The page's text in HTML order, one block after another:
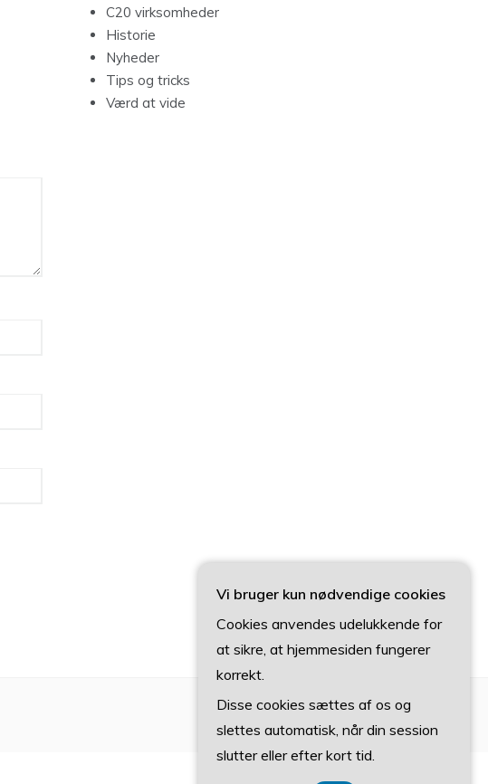
C20 virksomheder
Historie
Nyheder
Tips og tricks
Værd at vide
Vi bruger kun nødvendige cookies
Cookies anvendes udelukkende for
at sikre, at hjemmesiden fungerer
korrekt.
Disse cookies sættes af os og
slettes automatisk, når din session
slutter eller efter kort tid.